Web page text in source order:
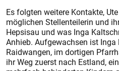
Es folgten weitere Kontakte,
möglichen Stellenteilerin und
Hepsisau und was Inga
Anhieb. Aufgewachsen ist
Raidwangen, im dortigen
ihr Weg zuerst nach Estland,